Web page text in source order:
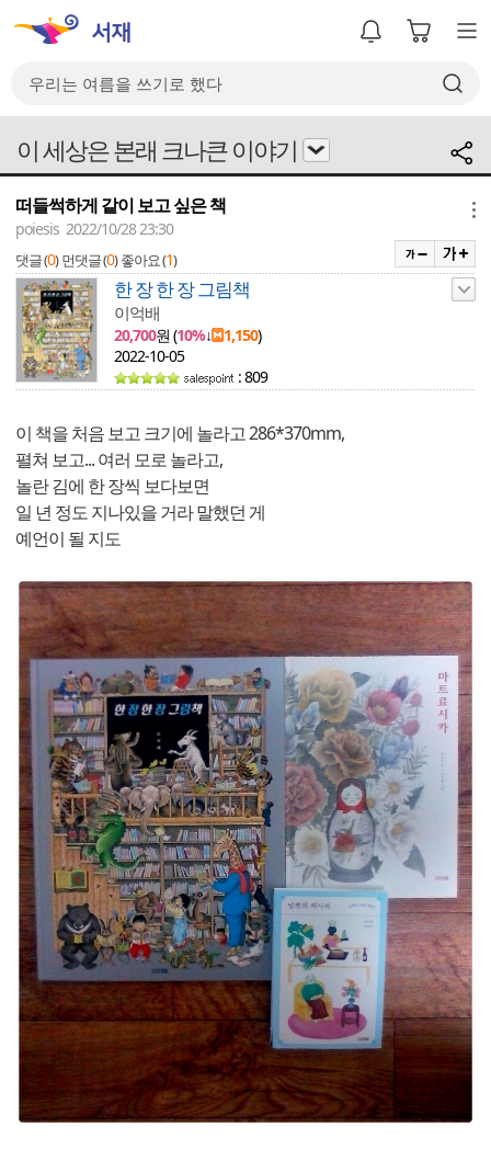
이 세상은 본래 크나큰 이야기
떠들썩하게 같이 보고 싶은 책
poiesis 2022/10/28 23:30
댓글 (0) 먼댓글 (0) 좋아요 (1)
한 장 한 장 그림책
이억배
20,700원 (10%↓ 1,150)
2022-10-05
: 809
이 책을 처음 보고 크기에 놀라고 286*370mm,
펼쳐 보고... 여러 모로 놀라고,
놀란 김에 한 장씩 보다보면
일 년 정도 지나있을 거라 말했던 게
예언이 될 지도